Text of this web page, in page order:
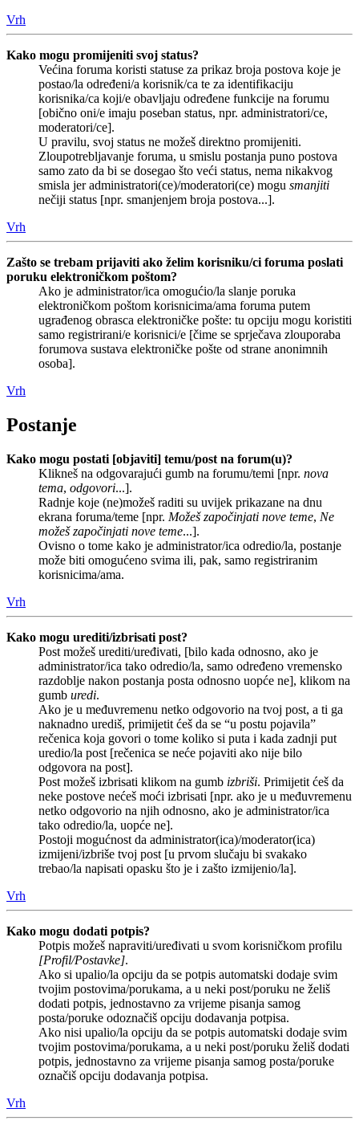
Vrh
Kako mogu promijeniti svoj status?
Većina foruma koristi statuse za prikaz broja postova koje je
postao/la određeni/a korisnik/ca te za identifikaciju
korisnika/ca koji/e obavljaju određene funkcije na forumu
[obično oni/e imaju poseban status, npr. administratori/ce,
moderatori/ce].
U pravilu, svoj status ne možeš direktno promijeniti.
Zloupotrebljavanje foruma, u smislu postanja puno postova
samo zato da bi se dosegao što veći status, nema nikakvog
smisla jer administratori(ce)/moderatori(ce) mogu smanjiti
nečiji status [npr. smanjenjem broja postova...].
Vrh
Zašto se trebam prijaviti ako želim korisniku/ci foruma poslati
poruku elektroničkom poštom?
Ako je administrator/ica omogućio/la slanje poruka
elektroničkom poštom korisnicima/ama foruma putem
ugrađenog obrasca elektroničke pošte: tu opciju mogu koristiti
samo registrirani/e korisnici/e [čime se sprječava zlouporaba
forumova sustava elektroničke pošte od strane anonimnih
osoba].
Vrh
Postanje
Kako mogu postati [objaviti] temu/post na forum(u)?
Klikneš na odgovarajući gumb na forumu/temi [npr. nova
tema, odgovori...].
Radnje koje (ne)možeš raditi su uvijek prikazane na dnu
ekrana foruma/teme [npr. Možeš započinjati nove teme, Ne
možeš započinjati nove teme...].
Ovisno o tome kako je administrator/ica odredio/la, postanje
može biti omogućeno svima ili, pak, samo registriranim
korisnicima/ama.
Vrh
Kako mogu urediti/izbrisati post?
Post možeš urediti/uređivati, [bilo kada odnosno, ako je
administrator/ica tako odredio/la, samo određeno vremensko
razdoblje nakon postanja posta odnosno uopće ne], klikom na
gumb uredi.
Ako je u međuvremenu netko odgovorio na tvoj post, a ti ga
naknadno urediš, primijetit ćeš da se “u postu pojavila”
rečenica koja govori o tome koliko si puta i kada zadnji put
uredio/la post [rečenica se neće pojaviti ako nije bilo
odgovora na post].
Post možeš izbrisati klikom na gumb izbriši. Primijetit ćeš da
neke postove nećeš moći izbrisati [npr. ako je u međuvremenu
netko odgovorio na njih odnosno, ako je administrator/ica
tako odredio/la, uopće ne].
Postoji mogućnost da administrator(ica)/moderator(ica)
izmijeni/izbriše tvoj post [u prvom slučaju bi svakako
trebao/la napisati opasku što je i zašto izmijenio/la].
Vrh
Kako mogu dodati potpis?
Potpis možeš napraviti/uređivati u svom korisničkom profilu
[Profil/Postavke].
Ako si upalio/la opciju da se potpis automatski dodaje svim
tvojim postovima/porukama, a u neki post/poruku ne želiš
dodati potpis, jednostavno za vrijeme pisanja samog
posta/poruke odoznačiš opciju dodavanja potpisa.
Ako nisi upalio/la opciju da se potpis automatski dodaje svim
tvojim postovima/porukama, a u neki post/poruku želiš dodati
potpis, jednostavno za vrijeme pisanja samog posta/poruke
označiš opciju dodavanja potpisa.
Vrh